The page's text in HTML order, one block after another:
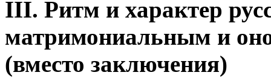
III. Ритм и характер
матримониальным и
(вместо заключения)